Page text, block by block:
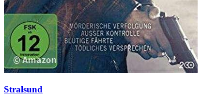
Stralsund